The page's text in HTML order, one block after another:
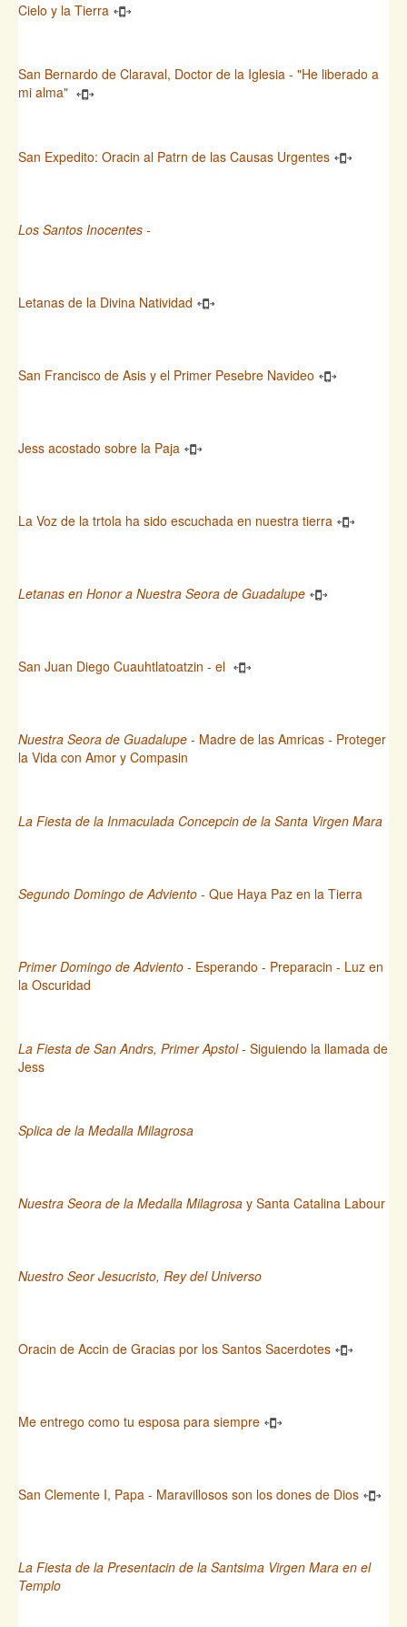
Cielo y la Tierra
San Bernardo de Claraval, Doctor de la Iglesia - "He liberado a
mi alma"
San Expedito: Oracin al Patrn de las Causas Urgentes
Los Santos Inocentes -
Letanas de la Divina Natividad
San Francisco de Asis y el Primer Pesebre Navideo
Jess acostado sobre la Paja
La Voz de la trtola ha sido escuchada en nuestra tierra
Letanas en Honor a Nuestra Seora de Guadalupe
San Juan Diego Cuauhtlatoatzin - el
Nuestra Seora de Guadalupe - Madre de las Amricas - Proteger
la Vida con Amor y Compasin
La Fiesta de la Inmaculada Concepcin de la Santa Virgen Mara
Segundo Domingo de Adviento - Que Haya Paz en la Tierra
Primer Domingo de Adviento - Esperando - Preparacin - Luz en
la Oscuridad
La Fiesta de San Andrs, Primer Apstol- Siguiendo la llamada de
Jess
Splica de la Medalla Milagrosa
Nuestra Seora de la Medalla Milagrosa y Santa Catalina Labour
Nuestro Seor Jesucristo, Rey del Universo
Oracin de Accin de Gracias por los Santos Sacerdotes
Me entrego como tu esposa para siempre
San Clemente I, Papa - Maravillosos son los dones de Dios
La Fiesta de la Presentacin de la Santsima Virgen Mara en el
Templo